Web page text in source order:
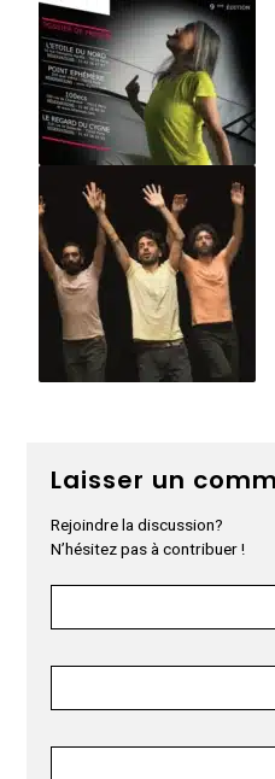
Laisser un
Rejoindre la discussion?
N’hésitez pas à contribuer !